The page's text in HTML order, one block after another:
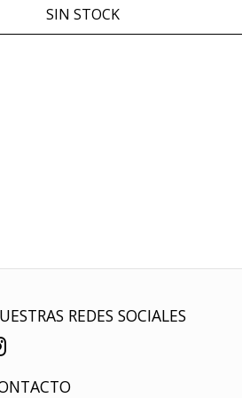
SIN STOCK
REDES SOCIALES